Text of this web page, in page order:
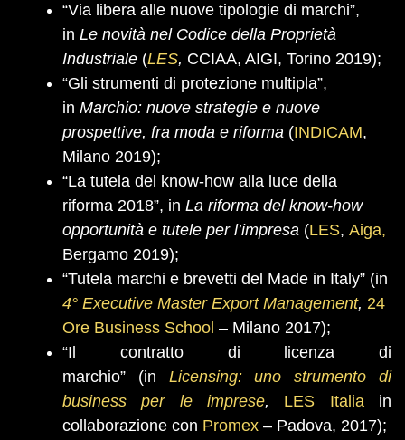
“Via libera alle nuove tipologie di marchi”,
in Le novità nel Codice della Proprietà
Industriale (LES, CCIAA, AIGI, Torino 2019);
“Gli strumenti di protezione multipla”,
in Marchio: nuove strategie e nuove
prospettive, fra moda e riforma (INDICAM,
Milano 2019);
“La tutela del know-how alla luce della
riforma 2018”, in La riforma del know-how
opportunità e tutele per l’impresa (LES, Aiga,
Bergamo 2019);
“Tutela marchi e brevetti del Made in Italy” (in
4° Executive Master Export Management, 24
Ore Business School – Milano 2017);
“Il contratto di licenza di
marchio” (in Licensing: uno strumento di
business per le imprese, LES Italiain
collaborazione con Promex – Padova, 2017);